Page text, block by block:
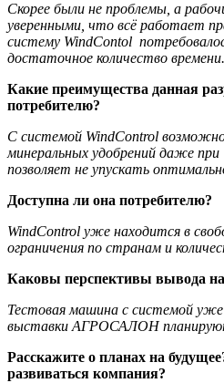
Скорее были не проблемы, а
уверенными, что всё работает
систему WindContol
достаточное количество времени.
Какие преимущества данная
потребителю?
С системой WindControl возможно
минеральных удобрений даже
позволяет не упускать
Доступна ли она потребителю?
WindControl уже находится в
ограничения по странам и
Каковы перспективы вывода
Тестовая машина с системой
выставки АГРОСАЛОН
Расскажите о планах на
развиваться компания?